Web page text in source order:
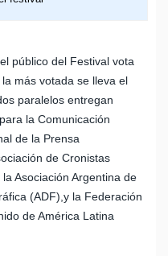
público del Festival vota
más votada se lleva el
paralelos entregan
la Comunicación
de la Prensa
de Cronistas
Asociación Argentina de
(ADF),y la Federación
de América Latina